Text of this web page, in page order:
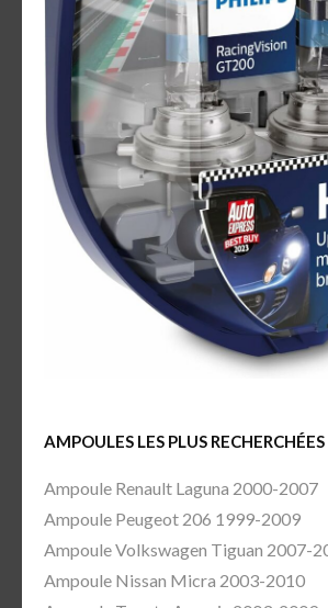
AMPOULES LES PLUS RECHERCHÉES
Ampoule Renault Laguna 2000-2007
Ampoule Peugeot 206 1999-2009
Ampoule Volkswagen Tiguan 2007-
Ampoule Nissan Micra 2003-2010